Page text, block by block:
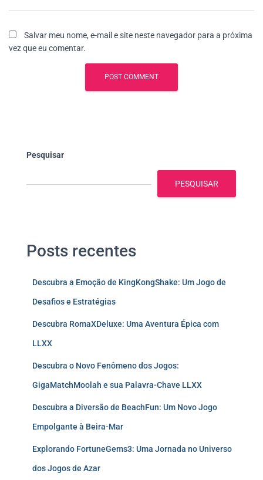
Salvar meu nome, e-mail e site neste navegador para a próxima
vez que eu comentar.
Pesquisar
PESQUISAR
Posts recentes
Descubra a Emoção de KingKongShake: Um Jogo de
Desafios e Estratégias
Descubra RomaXDeluxe: Uma Aventura Épica com
LLXX
Descubra o Novo Fenômeno dos Jogos:
GigaMatchMoolah e sua Palavra-Chave LLXX
Descubra a Diversão de BeachFun: Um Novo Jogo
Empolgante à Beira-Mar
Explorando FortuneGems3: Uma Jornada no Universo
dos Jogos de Azar